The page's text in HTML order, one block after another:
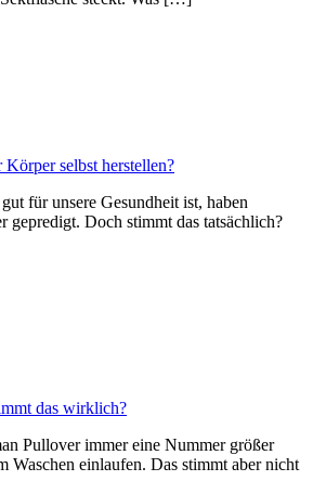
selbst herstellen?
für unsere Gesundheit ist, haben
gepredigt. Doch stimmt das tatsächlich?
das wirklich?
Pullover immer eine Nummer größer
Waschen einlaufen. Das stimmt aber nicht